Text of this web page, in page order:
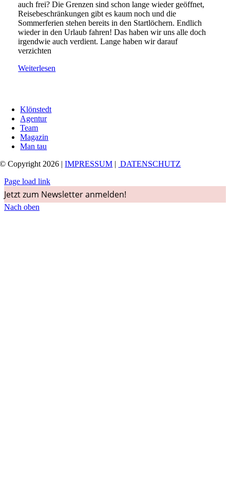
auch frei? Die Grenzen sind schon lange wieder geöffnet,
Reisebeschränkungen gibt es kaum noch und die
Sommerferien stehen bereits in den Startlöchern. Endlich
wieder in den Urlaub fahren! Das haben wir uns alle doch
irgendwie auch verdient. Lange haben wir darauf
verzichten
Weiterlesen
Klönstedt
Agentur
Team
Magazin
Man tau
© Copyright 2026 |IMPRESSUM
DATENSCHUTZ
Page load link
Jetzt zum Newsletter anmelden!
Nach oben